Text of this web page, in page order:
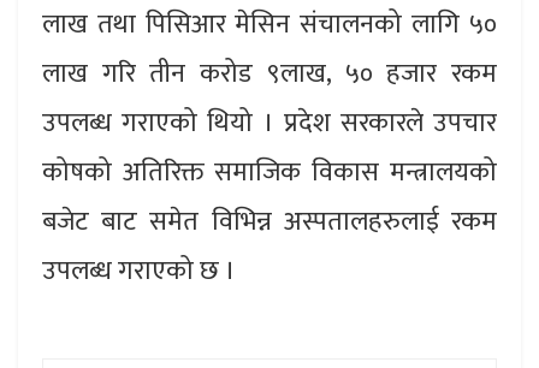
लाख तथा पिसिआर मेसिन संचालनको लागि ५०
लाख गरि तीन करोड ९लाख, ५० हजार रकम
उपलब्ध गराएको थियो । प्रदेश सरकारले उपचार
कोषको अतिरिक्त समाजिक विकास मन्त्रालयको
बजेट बाट समेत विभिन्न अस्पतालहरुलाई रकम
उपलब्ध गराएको छ ।